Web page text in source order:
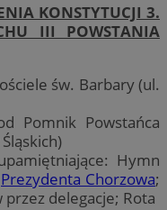
KONSTYTUCJI 3.
III POWSTANIA
św. Barbary (ul.
Pomnik Powstańca
Hymn
Prezydenta Chorzowa;
przez delegacje; Rota